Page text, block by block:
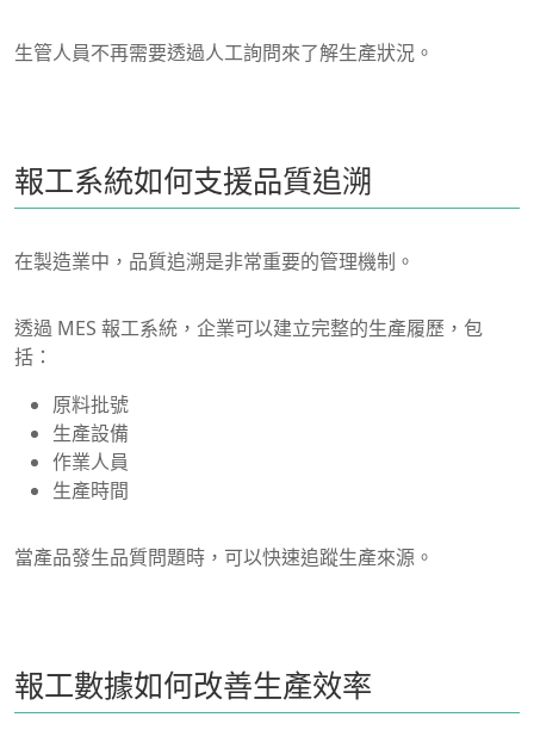
生管人員不再需要透過人工詢問來了解生產狀況。
報工系統如何支援品質追溯
在製造業中，品質追溯是非常重要的管理機制。
透過 MES 報工系統，企業可以建立完整的生產履歷，包
括：
原料批號
生產設備
作業人員
生產時間
當產品發生品質問題時，可以快速追蹤生產來源。
報工數據如何改善生產效率